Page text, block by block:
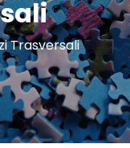
Trasversali